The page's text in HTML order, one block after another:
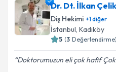
Dr. Dt. İlkan Çelik
Diş Hekimi +1diğer
İstanbul, Kadıköy
5 (3 Değerlendirme)
Doktorumuzun eli çok hafif